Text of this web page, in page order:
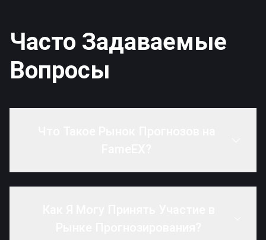
Часто Задаваемые
Вопросы